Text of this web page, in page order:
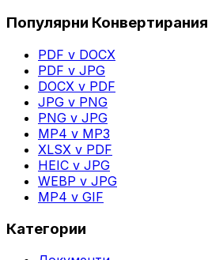
Популярни Конвертирания
PDF v DOCX
PDF v JPG
DOCX v PDF
JPG v PNG
PNG v JPG
MP4 v MP3
XLSX v PDF
HEIC v JPG
WEBP v JPG
MP4 v GIF
Категории